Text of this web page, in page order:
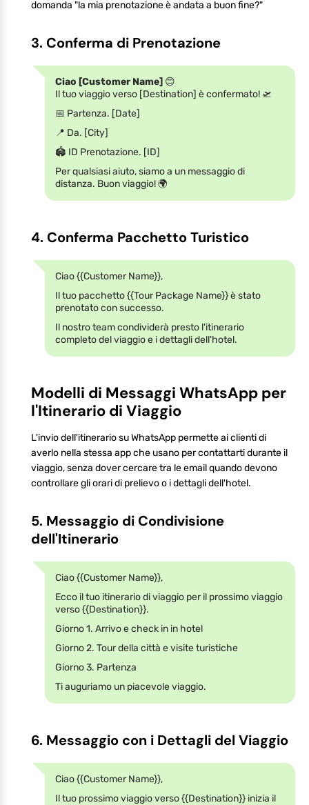
domanda "la mia prenotazione è andata a buon fine?"
3. Conferma di Prenotazione
Ciao [Customer Name] 😊
Il tuo viaggio verso [Destination] è confermato! 🛫
📅 Partenza. [Date]
📍 Da. [City]
🏟 ID Prenotazione. [ID]
Per qualsiasi aiuto, siamo a un messaggio di
distanza. Buon viaggio! 🌍
4. Conferma Pacchetto Turistico
Ciao {{Customer Name}},
Il tuo pacchetto {{Tour Package Name}} è stato
prenotato con successo.
Il nostro team condividerà presto l'itinerario
completo del viaggio e i dettagli dell'hotel.
Modelli di Messaggi WhatsApp per
l'Itinerario di Viaggio
L'invio dell'itinerario su WhatsApp permette ai clienti di
averlo nella stessa app che usano per contattarti durante il
viaggio, senza dover cercare tra le email quando devono
controllare gli orari di prelievo o i dettagli dell'hotel.
5. Messaggio di Condivisione
dell'Itinerario
Ciao {{Customer Name}},
Ecco il tuo itinerario di viaggio per il prossimo viaggio
verso {{Destination}}.
Giorno 1. Arrivo e check in in hotel
Giorno 2. Tour della città e visite turistiche
Giorno 3. Partenza
Ti auguriamo un piacevole viaggio.
6. Messaggio con i Dettagli del Viaggio
Ciao {{Customer Name}},
Il tuo prossimo viaggio verso {{Destination}} inizia il